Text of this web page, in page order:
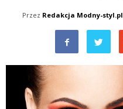
Przez Redakcja Modny-styl.pl